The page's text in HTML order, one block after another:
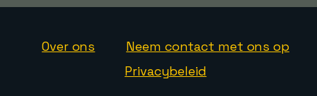
Over ons
Neem contact met ons op
Privacybeleid